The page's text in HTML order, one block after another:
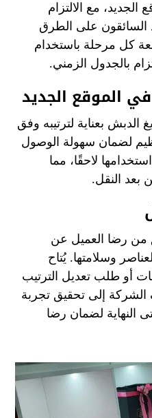
الجديد، مع الالتزام
السائقون على الطرق
كل مرحلة باستخدام
بالجدول الزمني.
الدبش بعناية لترتيبه وفق
لضمان سهولة الوصول
استخدامها لاحقًا، مما
النقل.
من رضا العميل عن
وسلامتها. يُتاح
أو طلب تعديل الترتيب
الشركة إلى تحقيق تجربة
النهاية لضمان رضا